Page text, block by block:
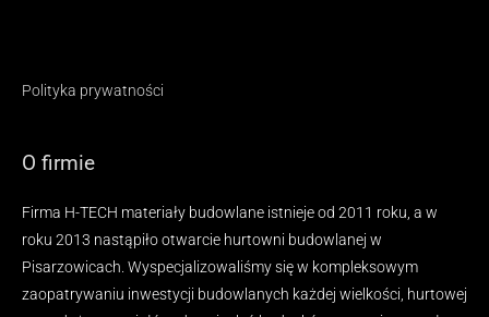
Polityka prywatności
O firmie
Firma H-TECH materiały budowlane istnieje od 2011 roku, a w
roku 2013 nastąpiło otwarcie hurtowni budowlanej w
Pisarzowicach. Wyspecjalizowaliśmy się w kompleksowym
zaopatrywaniu inwestycji budowlanych każdej wielkości, hurtowej